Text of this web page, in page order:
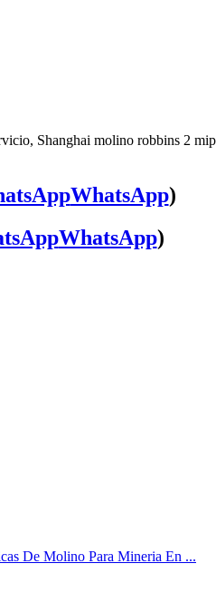
Shanghai molino robbins 2
WhatsApp)
WhatsApp)
De Molino Para Mineria En ...